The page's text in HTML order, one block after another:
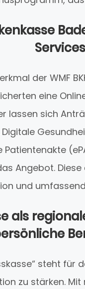
der WMF
eine
lassen sich
Patientenakte
Angebot.
und
als
steht für
zu stärken.